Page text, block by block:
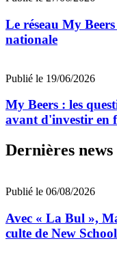
Le réseau My
nationale
Publié le 19/06/2026
My Beers : les
avant d'investir en
Dernières
Publié le 06/08/2026
Avec « La Bul »,
culte de New